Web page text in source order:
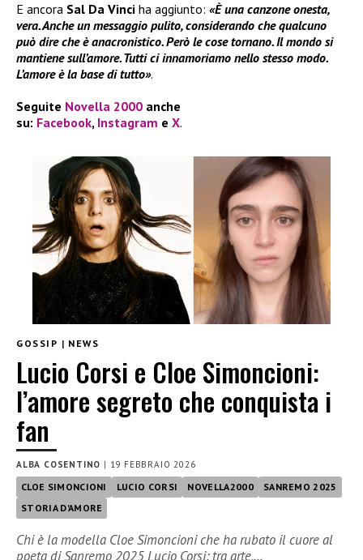
E ancora Sal Da Vinci ha aggiunto: «È una canzone onesta,
vera. Anche un messaggio pulito, considerando che qualcuno
può dire che è anacronistico. Però le cose tornano. Il mondo si
mantiene sull’amore. Tutti ci innamoriamo nello stesso modo.
L’amore è la base di tutto».
Seguite Novella 2000 anche
su: Facebook, Instagram e X.
GOSSIP | NEWS
Lucio Corsi e Cloe Simoncioni:
l’amore segreto che conquista i
fan
ALBA COSENTINO | 19 FEBBRAIO 2026
CLOE SIMONCIONI LUCIO CORSI NOVELLA2000
SANREMO 2025
STORIA D'AMORE
Chi è la modella Cloe Simoncioni che ha rubato il cuore al
poeta di Sanremo 2025 Lucio Corsi: tra arte,…